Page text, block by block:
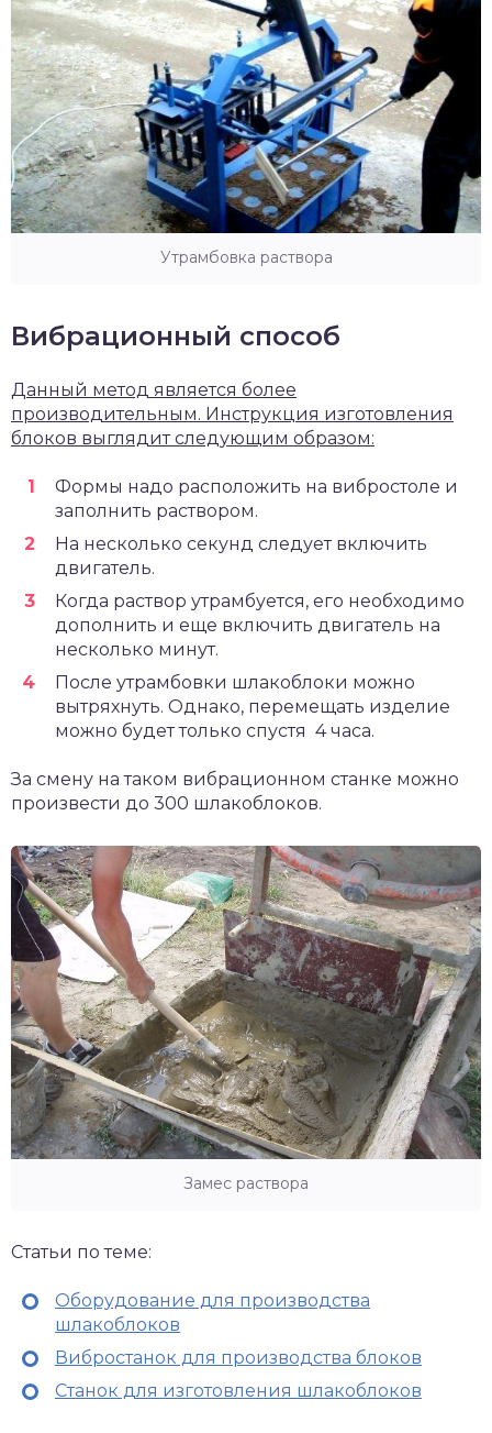
Утрамбовка раствора
Вибрационный способ
Данный метод является более
производительным. Инструкция изготовления
блоков выглядит следующим образом:
Формы надо расположить на вибростоле и
заполнить раствором.
На несколько секунд следует включить
двигатель.
Когда раствор утрамбуется, его необходимо
дополнить и еще включить двигатель на
несколько минут.
После утрамбовки шлакоблоки можно
вытряхнуть. Однако, перемещать изделие
можно будет только спустя 4 часа.
За смену на таком вибрационном станке можно
произвести до 300 шлакоблоков.
Замес раствора
Статьи по теме:
Оборудование для производства
шлакоблоков
Вибростанок для производства блоков
Станок для изготовления шлакоблоков